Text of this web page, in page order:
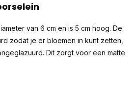
van 6 cm en is 5 cm hoog. De
zodat je er bloemen in kunt zetten,
Dit zorgt voor een matte